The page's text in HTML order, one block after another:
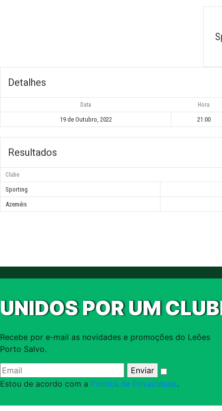
Detalhes
Data Hora
19 de Outubro, 2022 21:00
Resultados
Clube
Sporting
Azeméis
UNIDOS POR UM
Recebe por e-mail as novidades e promoções do Leões
Porto Salvo.
Estou de acordo com a Política de Privacidade.